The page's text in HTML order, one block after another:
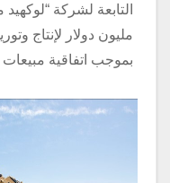
بموجب اتفاقية